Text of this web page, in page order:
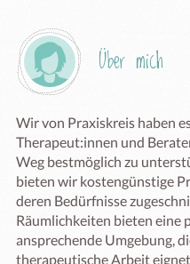
Über mich
Wir von Praxiskreis haben
Therapeut:innen und
Weg bestmöglich zu
bieten wir kostengünstige
deren Bedürfnisse
Räumlichkeiten bieten eine
ansprechende Umgebung,
therapeutische Arbeit eignet.